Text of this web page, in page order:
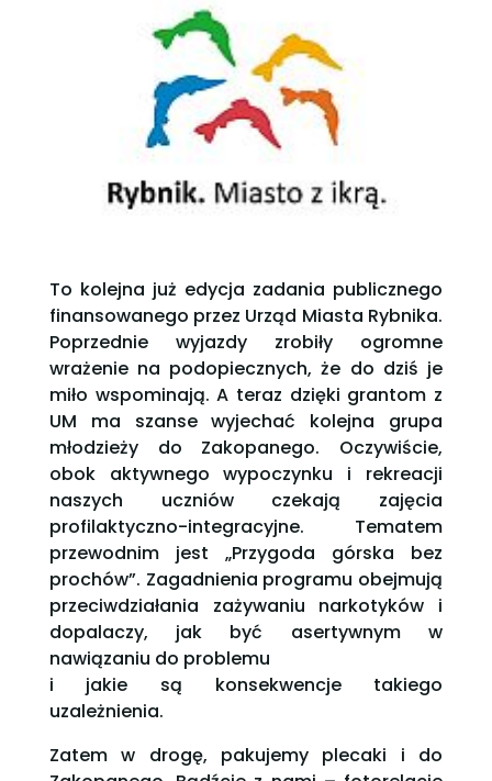
To kolejna już edycja zadania publicznego
finansowanego przez Urząd Miasta Rybnika.
Poprzednie wyjazdy zrobiły ogromne
wrażenie na podopiecznych, że do dziś je
miło wspominają. A teraz dzięki grantom z
UM ma szanse wyjechać kolejna grupa
młodzieży do Zakopanego. Oczywiście,
obok aktywnego wypoczynku i rekreacji
naszych uczniów czekają zajęcia
profilaktyczno-integracyjne. Tematem
przewodnim jest „Przygoda górska bez
prochów”. Zagadnienia programu obejmują
przeciwdziałania zażywaniu narkotyków i
dopalaczy, jak być asertywnym w
nawiązaniu do problemu
i jakie są konsekwencje takiego
uzależnienia.
Zatem w drogę, pakujemy plecaki i do